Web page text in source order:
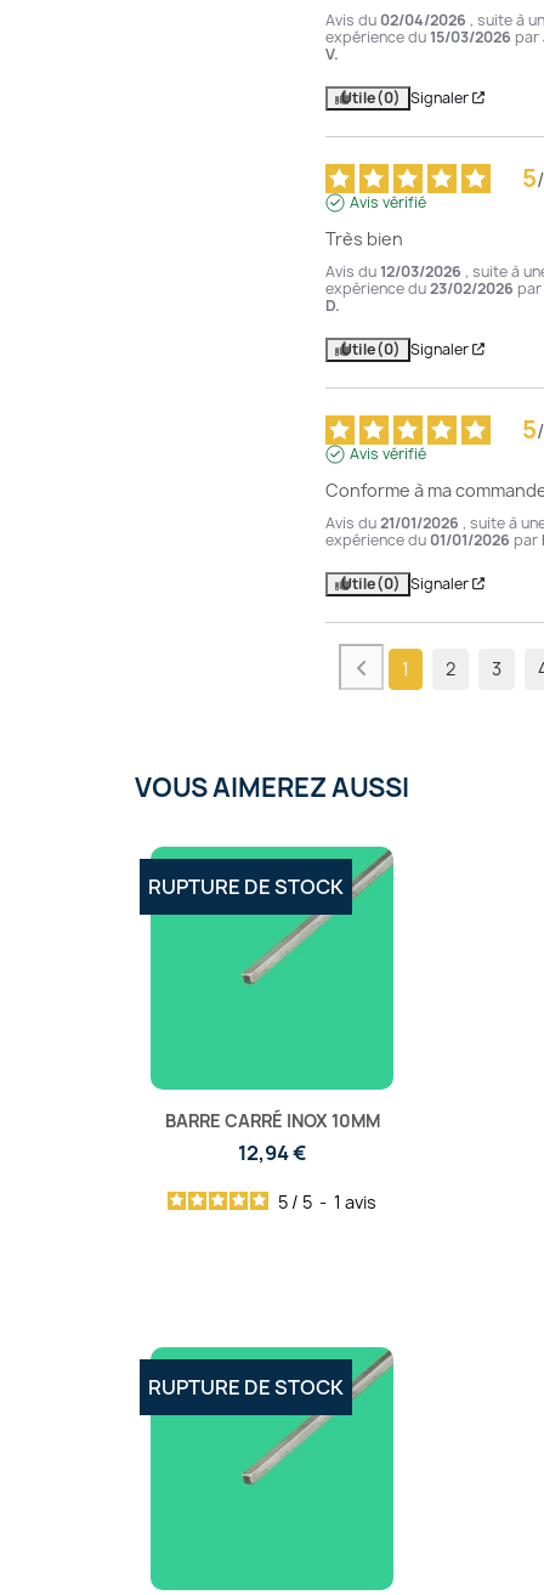
Avis du 02/04/2026 , suite à
expérience du15/03/2026 par
V.
Utile(0) Signaler
5/
Avis vérifié
Très bien
Avis du12/03/2026 , suite à
expérience du23/02/2026 par
D.
Utile(0) Signaler
5/
Avis vérifié
Conforme à ma
Avis du21/01/2026 , suite à
expérience du 01/01/2026 par
Utile(0) Signaler
1 2 3
VOUS AIMEREZ AUSSI
BARRE CARRÉ INOX 10MM
12,94 €
5 / 5 - 1 avis
RUPTURE DE STOCK
RUPTURE DE STOCK